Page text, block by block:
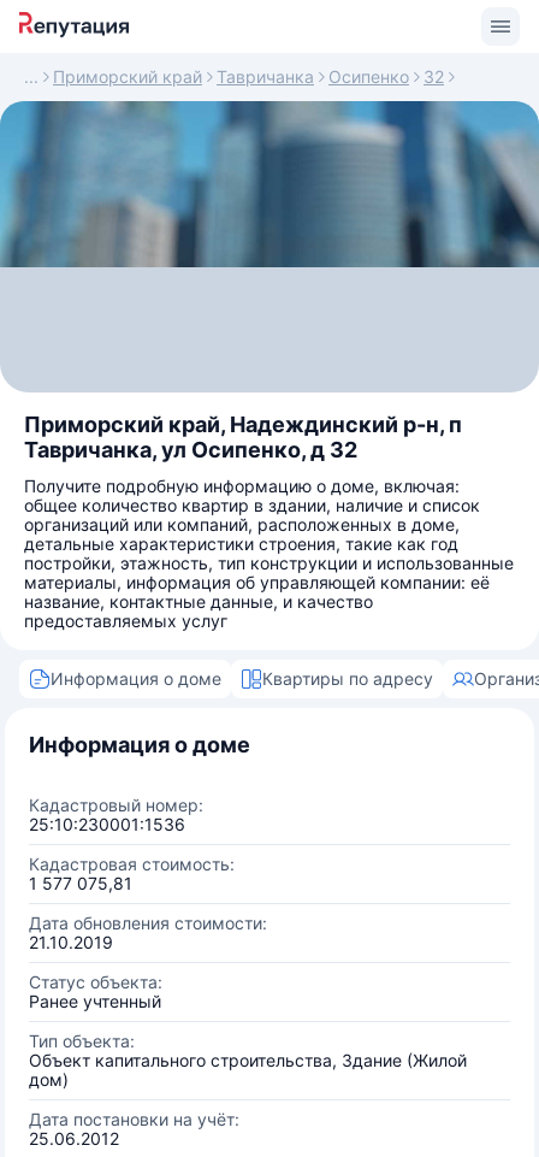
Приморский край Тавричанка Осипенко 32
Приморский край, Надеждинский р-н, п
Тавричанка, ул Осипенко, д 32
Получите подробную информацию о доме, включая:
общее количество квартир в здании, наличие и список
организаций или компаний, расположенных в доме,
детальные характеристики строения, такие как год
постройки, этажность, тип конструкции и использованные
материалы, информация об управляющей компании: её
название, контактные данные, и качество
предоставляемых услуг
Информация о доме Квартиры по адресу
Информация о доме
Кадастровый номер:
25:10:230001:1536
Кадастровая стоимость:
1 577 075,81
Дата обновления стоимости:
21.10.2019
Статус объекта:
Ранее учтенный
Тип объекта:
Объект капитального строительства, Здание (Жилой
дом)
Дата постановки на учёт:
25.06.2012